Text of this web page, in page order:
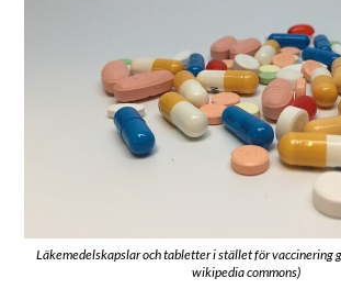
Läkemedelskapslar och tabletter i stället för vaccinering
wikipedia commons)